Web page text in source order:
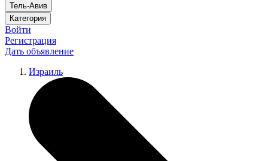
Тель-Авив
Категория
Войти
Регистрация
Дать объявление
Израиль